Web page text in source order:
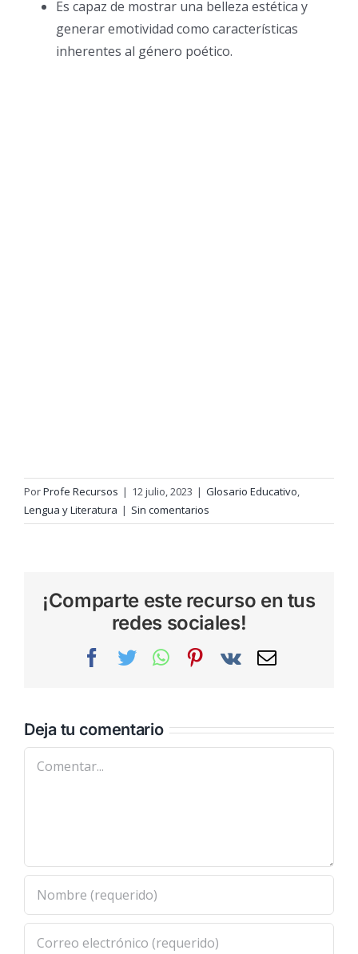
Es capaz de mostrar una belleza estética y
generar emotividad como características
inherentes al género poético.
PorProfe Recursos | 12 julio, 2023 | Glosario Educativo,
Lengua y Literatura | Sin comentarios
¡Comparte este recurso en tus
redes sociales!
Facebook
TwitterWhatsAppPinterest
Vk
Correo
Deja tu comentario
Comentar